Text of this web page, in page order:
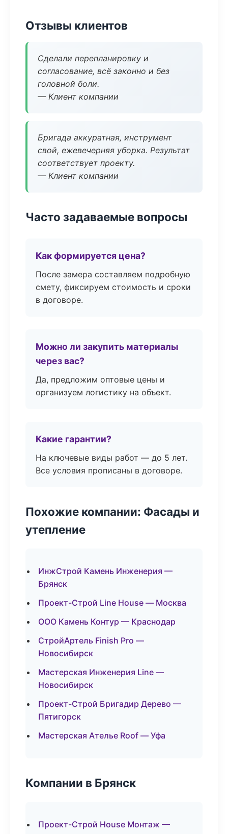
Отзывы клиентов
Сделали перепланировку и
согласование, всё законно и без
головной боли.
— Клиент компании
Бригада аккуратная, инструмент
свой, ежевечерняя уборка. Результат
соответствует проекту.
— Клиент компании
Часто задаваемые вопросы
Как формируется цена?
После замера составляем подробную
смету, фиксируем стоимость и сроки
в договоре.
Можно ли закупить материалы
через вас?
Да, предложим оптовые цены и
организуем логистику на объект.
Какие гарантии?
На ключевые виды работ — до 5 лет.
Все условия прописаны в договоре.
Похожие компании: Фасады и
утепление
ИнжСтрой Камень Инженерия —
Брянск
Проект-Строй Line House — Москва
ООО Камень Контур — Краснодар
СтройАртель Finish Pro —
Новосибирск
Мастерская Инженерия Line —
Новосибирск
Проект-Строй Бригадир Дерево —
Пятигорск
Мастерская Ателье Roof — Уфа
Компании в Брянск
Проект-Строй House Монтаж —